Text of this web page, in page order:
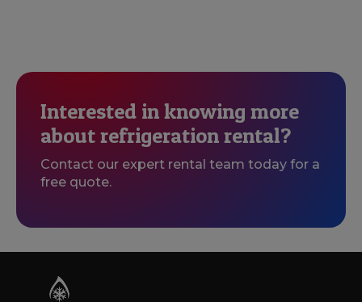
Interested in knowing more
about refrigeration rental?
Contact our expert rental team today for a
free quote.